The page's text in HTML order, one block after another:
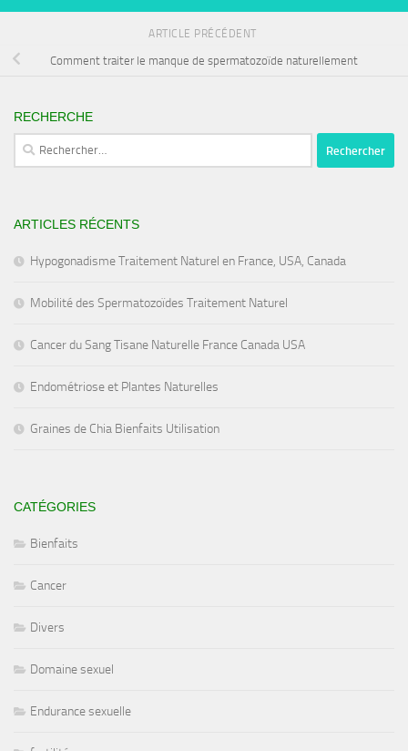
ARTICLE PRÉCÉDENT
Comment traiter le manque de spermatozoïde naturellement
RECHERCHE
Rechercher :
ARTICLES RÉCENTS
Hypogonadisme Traitement Naturel en France, USA, Canada
Mobilité des Spermatozoïdes Traitement Naturel
Cancer du Sang Tisane Naturelle France Canada USA
Endométriose et Plantes Naturelles
Graines de Chia Bienfaits Utilisation
CATÉGORIES
Bienfaits
Cancer
Divers
Domaine sexuel
Endurance sexuelle